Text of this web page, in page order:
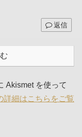
返信
Akismet を使って
詳細はこちらをご覧